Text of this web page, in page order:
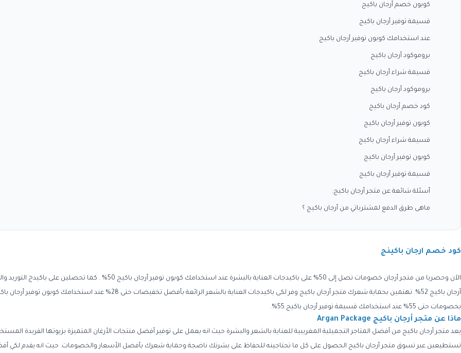
كوبون خصم أرجان باكيج
قسيمة توفير أرجان باكيج
عند استخدامك كوبون توفير أرجان باكيج
بروموكود أرجان باكيج
قسيمة شراء أرجان باكيج
بروموكود أرجان باكيج
كود خصم أرجان باكيج
كوبون توفير أرجان باكيج
قسيمة شراء أرجان باكيج
كوبون توفير أرجان باكيج
قسيمة توفير أرجان باكيج
أسئلة شائعة عن متجر أرجان باكيج:
ماهى طرق الدفع لمشترياتي من أرجان باكيج ؟
كود خصم ارجان باكينج
بخصومات حتى 55% عند استخدامك قسيمة توفير أرجان باكيج 55%.
ماذا عن متجر أرجان باكيج Argan Package
يعد متجر أرجان باكيج من أفضل المتاجر التجميلية المغريبية للعناية بالشعر والبشرة حيث انه يعمل على توفير أفضل منتجات الأرغان المتميزة بزيوتها الفريدة
تستطيعين عبر تسوق متجر أرجان باكيج الحصول على كل ما تحتاجينه للحفاظ على بشرتك ناضجة وحماية شعرك بأفضل الأسعار والخصومات. حيث انه يقدم لكي